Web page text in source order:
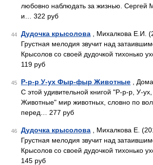
любовно наблюдать за жизнью. Сергей
и… 322 руб
44 Дудочка крысолова , Михалкова Е.И.
Грустная мелодия звучит над
Крысолов со своей дудочкой тихонько
119 руб
45 Р-р-р У-ух Фыр-фыр Животные ,
С этой удивительной книгой "Р-р-р, У-
Животные" мир животных, словно по
перед… 277 руб
46 Дудочка крысолова , Михалкова Е.
Грустная мелодия звучит над
Крысолов со своей дудочкой тихонько
145 руб